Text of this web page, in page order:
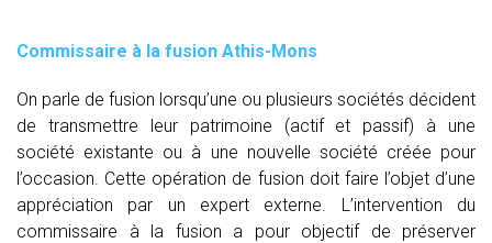
Commissaire à la fusion Athis-Mons
On parle de fusion lorsqu’une ou plusieurs sociétés décident
de transmettre leur patrimoine (actif et passif) à une
société existante ou à une nouvelle société créée pour
l’occasion. Cette opération de fusion doit faire l’objet d’une
appréciation par un expert externe. L’intervention du
commissaire à la fusion
a pour objectif de préserver